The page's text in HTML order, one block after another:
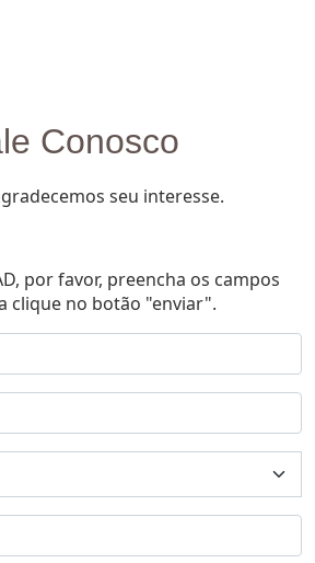
Conosco
seu interesse.
por favor, preencha os campos
clique no botão "enviar".